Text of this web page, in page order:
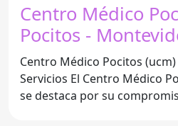
Centro Médico
Pocitos -
Centro Médico Pocitos
Servicios El Centro Médico Pocitos, parte de la Ucm,
se destaca por su